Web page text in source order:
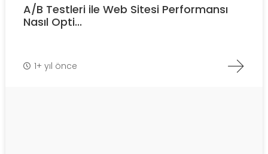
A/B Testleri ile Web Sitesi Performansı
Nasıl Opti...
1+ yıl önce